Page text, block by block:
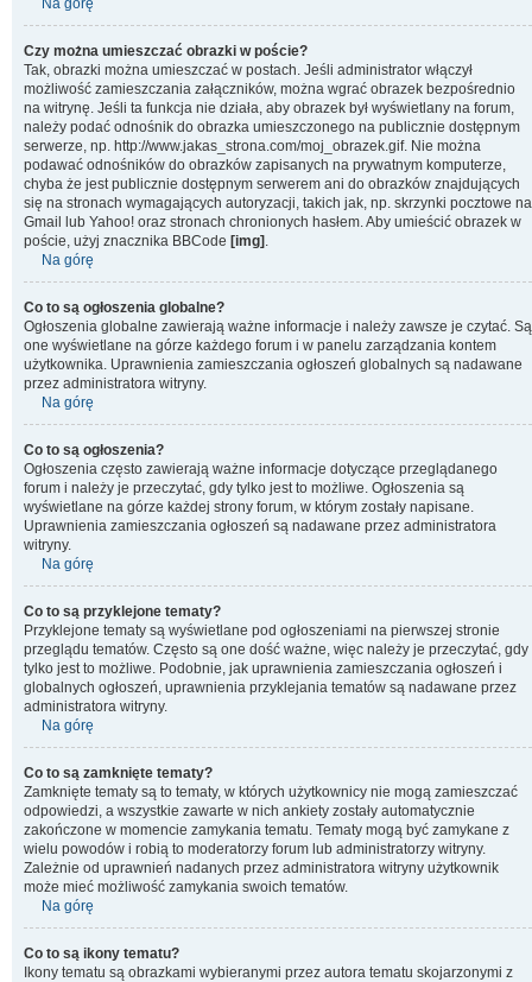
Na górę
Czy można umieszczać obrazki w poście?
Tak, obrazki można umieszczać w postach. Jeśli administrator włączył
możliwość zamieszczania załączników, można wgrać obrazek bezpośrednio
na witrynę. Jeśli ta funkcja nie działa, aby obrazek był wyświetlany na forum,
należy podać odnośnik do obrazka umieszczonego na publicznie dostępnym
serwerze, np. http://www.jakas_strona.com/moj_obrazek.gif. Nie można
podawać odnośników do obrazków zapisanych na prywatnym komputerze,
chyba że jest publicznie dostępnym serwerem ani do obrazków znajdujących
się na stronach wymagających autoryzacji, takich jak, np. skrzynki pocztowe na
Gmail lub Yahoo! oraz stronach chronionych hasłem. Aby umieścić obrazek w
poście, użyj znacznika BBCode [img] .
Na górę
Co to są ogłoszenia globalne?
Ogłoszenia globalne zawierają ważne informacje i należy zawsze je czytać. Są
one wyświetlane na górze każdego forum i w panelu zarządzania kontem
użytkownika. Uprawnienia zamieszczania ogłoszeń globalnych są nadawane
przez administratora witryny.
Na górę
Co to są ogłoszenia?
Ogłoszenia często zawierają ważne informacje dotyczące przeglądanego
forum i należy je przeczytać, gdy tylko jest to możliwe. Ogłoszenia są
wyświetlane na górze każdej strony forum, w którym zostały napisane.
Uprawnienia zamieszczania ogłoszeń są nadawane przez administratora
witryny.
Na górę
Co to są przyklejone tematy?
Przyklejone tematy są wyświetlane pod ogłoszeniami na pierwszej stronie
przeglądu tematów. Często są one dość ważne, więc należy je przeczytać, gdy
tylko jest to możliwe. Podobnie, jak uprawnienia zamieszczania ogłoszeń i
globalnych ogłoszeń, uprawnienia przyklejania tematów są nadawane przez
administratora witryny.
Na górę
Co to są zamknięte tematy?
Zamknięte tematy są to tematy, w których użytkownicy nie mogą zamieszczać
odpowiedzi, a wszystkie zawarte w nich ankiety zostały automatycznie
zakończone w momencie zamykania tematu. Tematy mogą być zamykane z
wielu powodów i robią to moderatorzy forum lub administratorzy witryny.
Zależnie od uprawnień nadanych przez administratora witryny użytkownik
może mieć możliwość zamykania swoich tematów.
Na górę
Co to są ikony tematu?
Ikony tematu są obrazkami wybieranymi przez autora tematu skojarzonymi z